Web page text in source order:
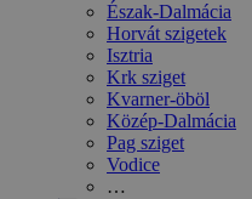
Észak-Dalmácia
Horvát szigetek
Isztria
Krk sziget
Kvarner-öböl
Közép-Dalmácia
Pag sziget
Vodice
…